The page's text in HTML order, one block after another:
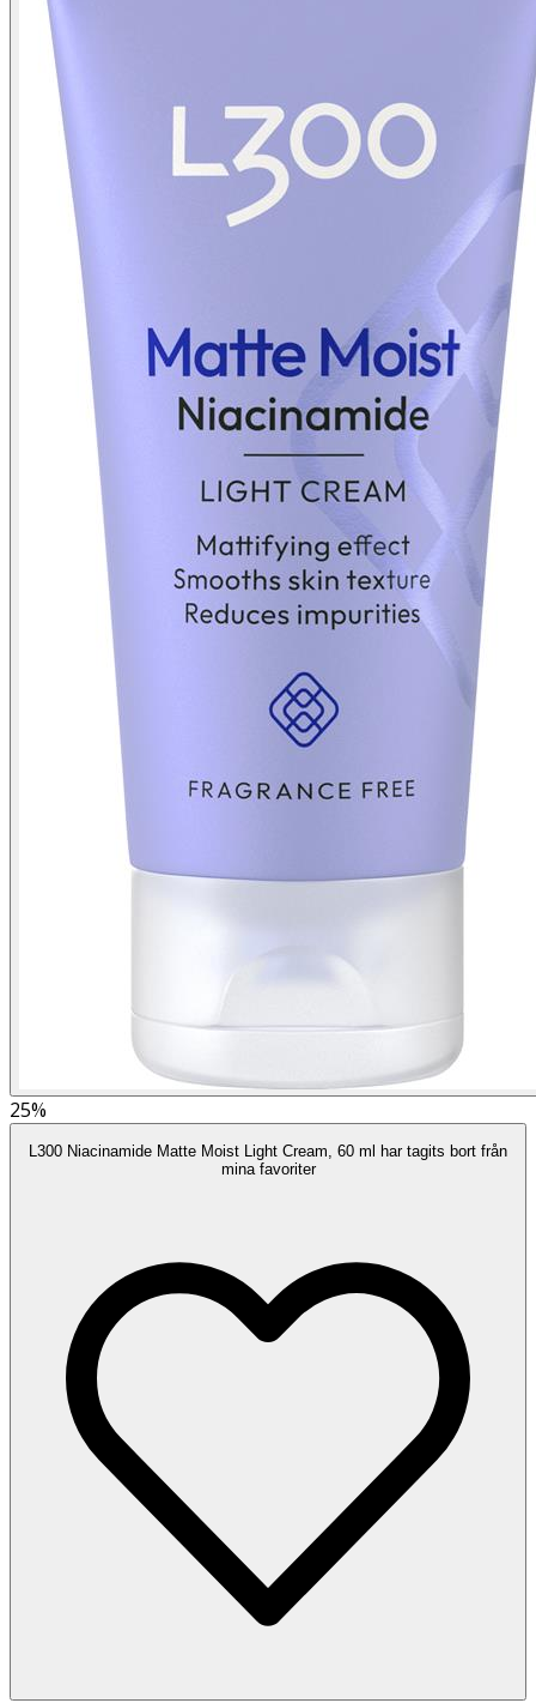
25%
L300 Niacinamide Matte Moist Light Cream, 60 ml har tagits bort från
mina favoriter